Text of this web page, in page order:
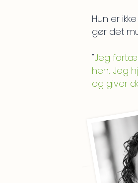
Hun er
gør det
"Jeg
hen. Jeg
og giver